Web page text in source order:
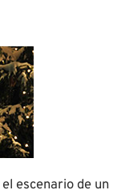
escenario de un